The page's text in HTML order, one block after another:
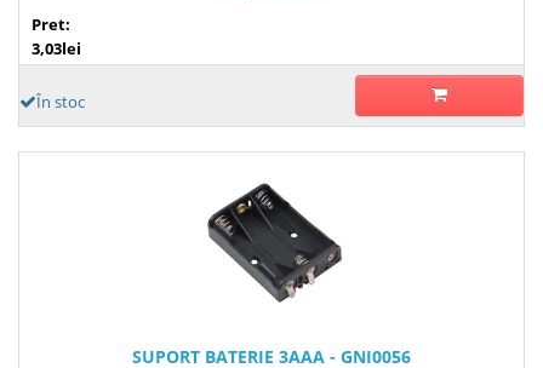
Pret:
3,03lei
În stoc
SUPORT BATERIE 3AAA - GNI0056